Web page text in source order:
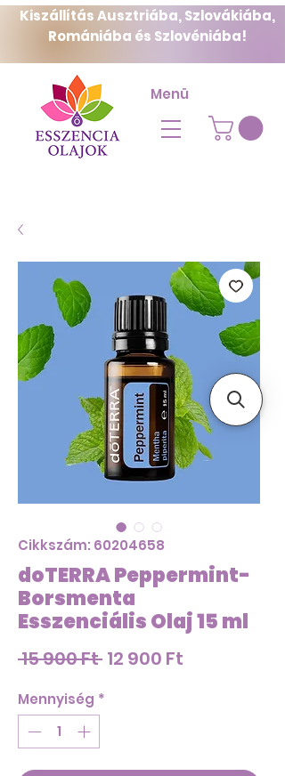
Kiszállítás Ausztriába, Szlovákiába,
Romániába és Szlovéniába!
Menü
Cikkszám: 60204658
doTERRA Peppermint-
Borsmenta
Esszenciális Olaj 15 ml
15 900 Ft Szokásos
12 900 Ft
Mennyiség *